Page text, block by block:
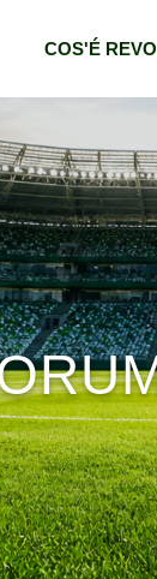
COS'É REVO